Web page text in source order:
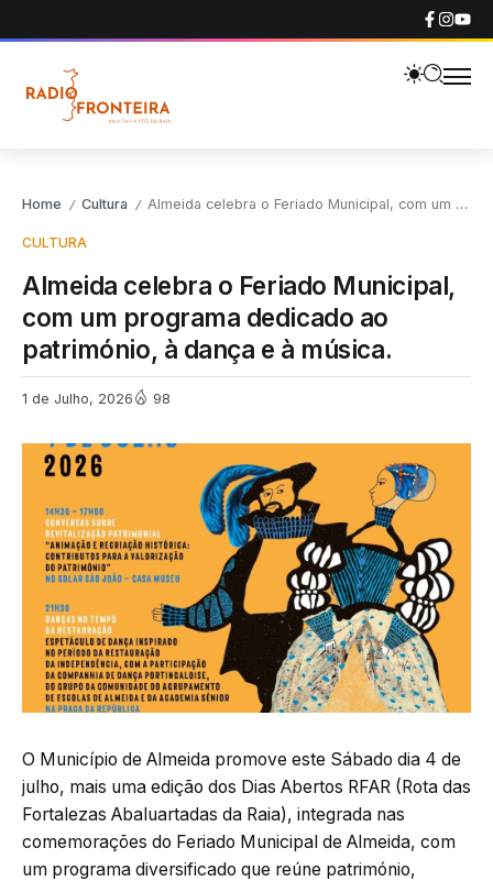
Home / Cultura / Almeida celebra o Feriado Municipal, com um programa dedicado ao património, à dança e à música.
CULTURA
Almeida celebra o Feriado Municipal,
com um programa dedicado ao
património, à dança e à música.
1 de Julho, 2026 98
O Município de Almeida promove este Sábado dia 4 de
julho, mais uma edição dos Dias Abertos RFAR (Rota das
Fortalezas Abaluartadas da Raia), integrada nas
comemorações do Feriado Municipal de Almeida, com
um programa diversificado que reúne património,